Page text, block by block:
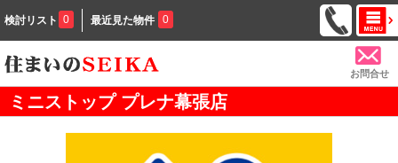
検討リスト 0 最近見た物件 0
お問合せ
ミニストップ プレナ幕張店